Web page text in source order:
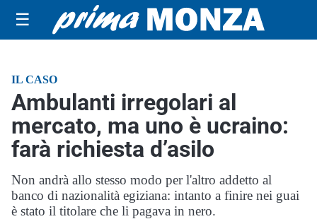
☰
IL CASO
Ambulanti irregolari al
mercato, ma uno è ucraino:
farà richiesta d’asilo
Non andrà allo stesso modo per l'altro addetto al
banco di nazionalità egiziana: intanto a finire nei guai
è stato il titolare che li pagava in nero.